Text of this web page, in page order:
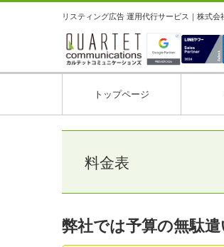
リスティング広告 運用代行サービス｜株式
トップページ
料金表
弊社では予算の無駄